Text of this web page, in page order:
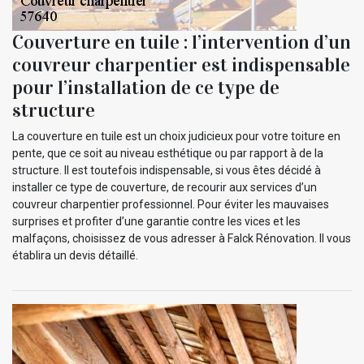
Couverture en tuile : l’intervention d’un
couvreur charpentier est indispensable
pour l’installation de ce type de
structure
La couverture en tuile est un choix judicieux pour votre toiture en
pente, que ce soit au niveau esthétique ou par rapport à de la
structure. Il est toutefois indispensable, si vous êtes décidé à
installer ce type de couverture, de recourir aux services d’un
couvreur charpentier professionnel. Pour éviter les mauvaises
surprises et profiter d’une garantie contre les vices et les
malfaçons, choisissez de vous adresser à Falck Rénovation. Il vous
établira un devis détaillé.